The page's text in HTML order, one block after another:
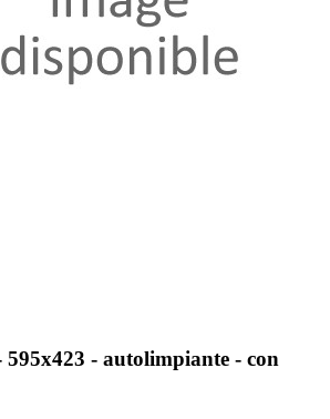
595x423 - autolimpiante - con